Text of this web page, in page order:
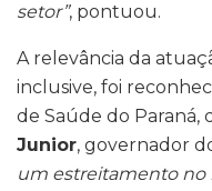
setor”, pontuou.
A relevância da
inclusive, foi
de Saúde do
Junior, governador
um estreitamento no